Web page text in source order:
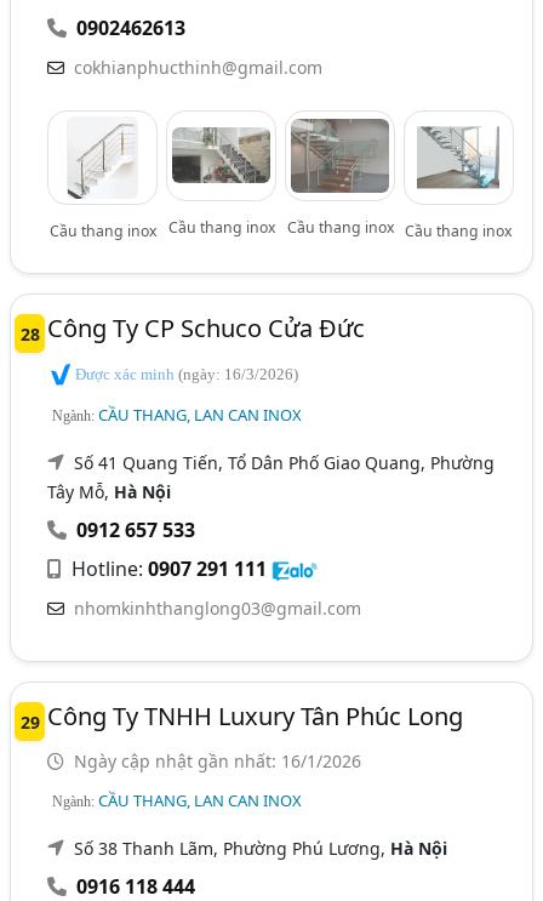
0902462613
cokhianphucthinh@gmail.com
Cầu thang inox Cầu thang inox Cầu thang inox Cầu thang inox
28 Công Ty CP Schuco Cửa Đức
Được xác minh(ngày: 16/3/2026)
Ngành:CẦU THANG, LAN CAN INOX
Số 41 Quang Tiến, Tổ Dân Phố Giao Quang, Phường
Tây Mỗ, Hà Nội
0912 657 533
Hotline:0907 291 111
nhomkinhthanglong03@gmail.com
29 Công Ty TNHH Luxury Tân Phúc Long
Ngày cập nhật gần nhất: 16/1/2026
Ngành:CẦU THANG, LAN CAN INOX
Số 38 Thanh Lãm, Phường Phú Lương, Hà Nội
0916 118 444